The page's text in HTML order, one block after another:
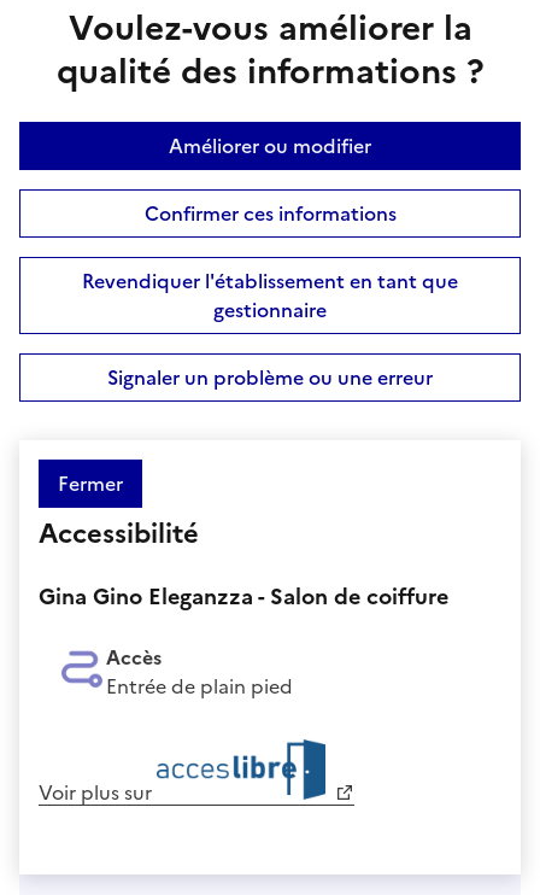
Voulez-vous améliorer la
qualité des informations ?
Améliorer ou modifier
Confirmer ces informations
Revendiquer l'établissement en tant que
gestionnaire
Signaler un problème ou une erreur
Fermer
Accessibilité
Gina Gino Eleganzza - Salon de coiffure
Accès
Entrée de plain pied
Voir plus sur